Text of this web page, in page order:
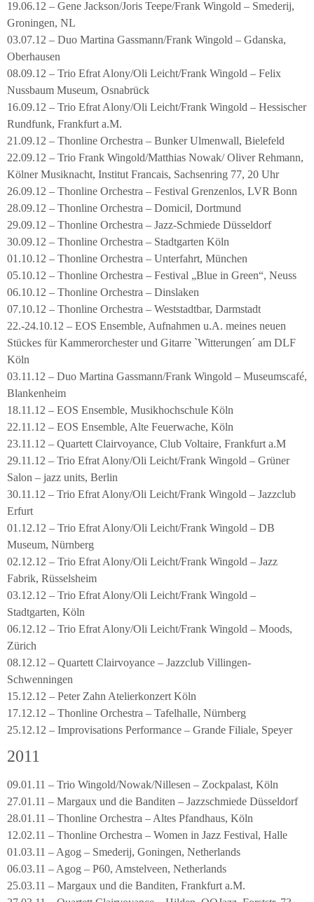
19.06.12 – Gene Jackson/Joris Teepe/Frank Wingold – Smederij,
Groningen, NL
03.07.12 – Duo Martina Gassmann/Frank Wingold – Gdanska,
Oberhausen
08.09.12 – Trio Efrat Alony/Oli Leicht/Frank Wingold – Felix
Nussbaum Museum, Osnabrück
16.09.12 – Trio Efrat Alony/Oli Leicht/Frank Wingold – Hessischer
Rundfunk, Frankfurt a.M.
21.09.12 – Thonline Orchestra – Bunker Ulmenwall, Bielefeld
22.09.12 – Trio Frank Wingold/Matthias Nowak/ Oliver Rehmann,
Kölner Musiknacht, Institut Francais, Sachsenring 77, 20 Uhr
26.09.12 – Thonline Orchestra – Festival Grenzenlos, LVR Bonn
28.09.12 – Thonline Orchestra – Domicil, Dortmund
29.09.12 – Thonline Orchestra – Jazz-Schmiede Düsseldorf
30.09.12 – Thonline Orchestra – Stadtgarten Köln
01.10.12 – Thonline Orchestra – Unterfahrt, München
05.10.12 – Thonline Orchestra – Festival „Blue in Green“, Neuss
06.10.12 – Thonline Orchestra – Dinslaken
07.10.12 – Thonline Orchestra – Weststadtbar, Darmstadt
22.-24.10.12 – EOS Ensemble, Aufnahmen u.A. meines neuen
Stückes für Kammerorchester und Gitarre `Witterungen´ am DLF
Köln
03.11.12 – Duo Martina Gassmann/Frank Wingold – Museumscafé,
Blankenheim
18.11.12 – EOS Ensemble, Musikhochschule Köln
22.11.12 – EOS Ensemble, Alte Feuerwache, Köln
23.11.12 – Quartett Clairvoyance, Club Voltaire, Frankfurt a.M
29.11.12 – Trio Efrat Alony/Oli Leicht/Frank Wingold – Grüner
Salon – jazz units, Berlin
30.11.12 – Trio Efrat Alony/Oli Leicht/Frank Wingold – Jazzclub
Erfurt
01.12.12 – Trio Efrat Alony/Oli Leicht/Frank Wingold – DB
Museum, Nürnberg
02.12.12 – Trio Efrat Alony/Oli Leicht/Frank Wingold – Jazz
Fabrik, Rüsselsheim
03.12.12 – Trio Efrat Alony/Oli Leicht/Frank Wingold –
Stadtgarten, Köln
06.12.12 – Trio Efrat Alony/Oli Leicht/Frank Wingold – Moods,
Zürich
08.12.12 – Quartett Clairvoyance – Jazzclub Villingen-
Schwenningen
15.12.12 – Peter Zahn Atelierkonzert Köln
17.12.12 – Thonline Orchestra – Tafelhalle, Nürnberg
25.12.12 – Improvisations Performance – Grande Filiale, Speyer
2011
09.01.11 – Trio Wingold/Nowak/Nillesen – Zockpalast, Köln
27.01.11 – Margaux und die Banditen – Jazzschmiede Düsseldorf
28.01.11 – Thonline Orchestra – Altes Pfandhaus, Köln
12.02.11 – Thonline Orchestra – Women in Jazz Festival, Halle
01.03.11 – Agog – Smederij, Goningen, Netherlands
06.03.11 – Agog – P60, Amstelveen, Netherlands
25.03.11 – Margaux und die Banditen, Frankfurt a.M.